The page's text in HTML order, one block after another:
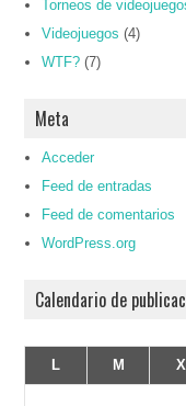
Torneos de
Videojuegos (4)
WTF? (7)
Meta
Acceder
Feed de entradas
Feed de comentarios
WordPress.org
Calendario de
L
M X